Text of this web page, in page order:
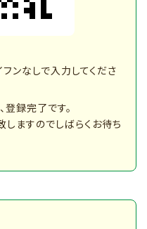
ンなしで入力してくださ
登録完了です。
ますのでしばらくお待ち